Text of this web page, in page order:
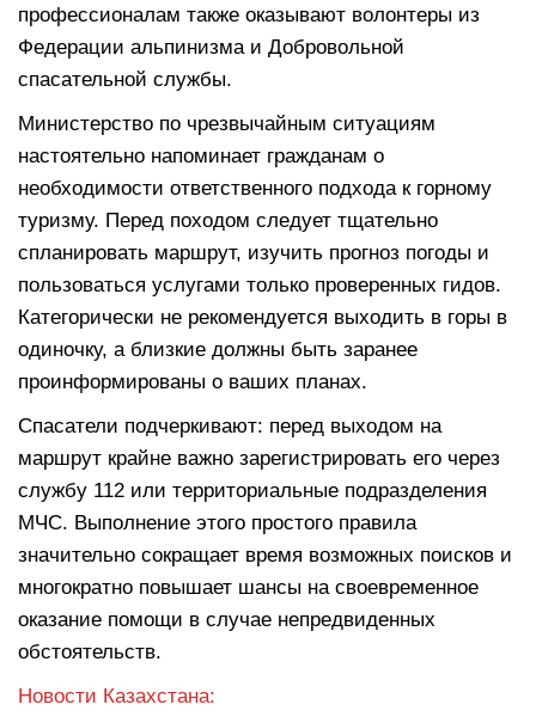
профессионалам также оказывают волонтеры из
Федерации альпинизма и Добровольной
спасательной службы.
Министерство по чрезвычайным ситуациям
настоятельно напоминает гражданам о
необходимости ответственного подхода к горному
туризму. Перед походом следует тщательно
спланировать маршрут, изучить прогноз погоды и
пользоваться услугами только проверенных гидов.
Категорически не рекомендуется выходить в горы в
одиночку, а близкие должны быть заранее
проинформированы о ваших планах.
Спасатели подчеркивают: перед выходом на
маршрут крайне важно зарегистрировать его через
службу 112 или территориальные подразделения
МЧС. Выполнение этого простого правила
значительно сокращает время возможных поисков и
многократно повышает шансы на своевременное
оказание помощи в случае непредвиденных
обстоятельств.
Новости Казахстана: